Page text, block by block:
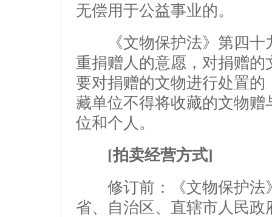
无偿用于公益事业的。
《文物保护法》第四十
重捐赠人的意愿，对捐赠
要对捐赠的文物进行处置
藏单位不得将收藏的文物
位和个人。
[拍卖经营方式]
修订前：《文物保护法
省、自治区、直辖市人民